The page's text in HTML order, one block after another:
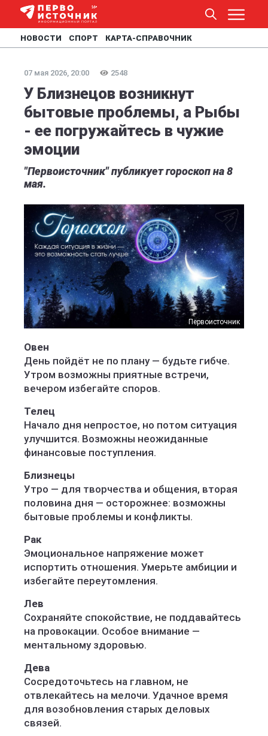
НОВОСТИ СПОРТ КАРТА-СПРАВОЧНИК
07 мая 2026, 20:00 2548
У Близнецов возникнут
бытовые проблемы, а Рыбы
- ее погружайтесь в чужие
эмоции
"Первоисточник" публикует гороскоп на 8
мая.
Первоисточник
Овен
День пойдёт не по плану — будьте гибче.
Утром возможны приятные встречи,
вечером избегайте споров.
Телец
Начало дня непростое, но потом ситуация
улучшится. Возможны неожиданные
финансовые поступления.
Близнецы
Утро — для творчества и общения, вторая
половина дня — осторожнее: возможны
бытовые проблемы и конфликты.
Рак
Эмоциональное напряжение может
испортить отношения. Умерьте амбиции и
избегайте переутомления.
Лев
Сохраняйте спокойствие, не поддавайтесь
на провокации. Особое внимание —
ментальному здоровью.
Дева
Сосредоточьтесь на главном, не
отвлекайтесь на мелочи. Удачное время
для возобновления старых деловых
связей.